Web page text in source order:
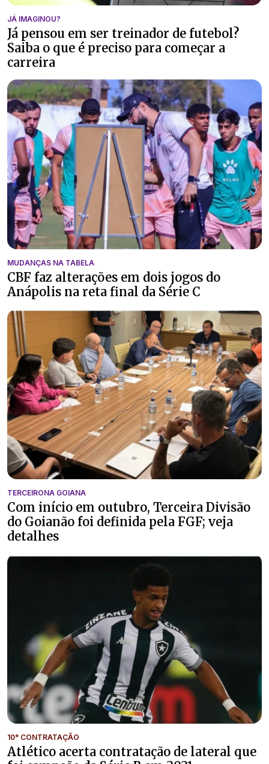
JÁ IMAGINOU?
Já pensou em ser treinador de futebol?
Saiba o que é preciso para começar a
carreira
MUDANÇAS NA TABELA
CBF faz alterações em dois jogos do
Anápolis na reta final da Série C
TERCEIRONA GOIANA
Com início em outubro, Terceira Divisão
do Goianão foi definida pela FGF; veja
detalhes
10° CONTRATAÇÃO
Atlético acerta contratação de lateral que